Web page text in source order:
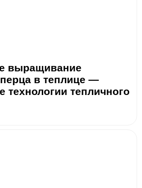
выращивание
перца в теплице —
технологии тепличного